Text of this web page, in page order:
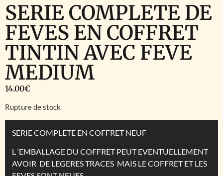
SERIE COMPLETE DE
FEVES EN COFFRET
TINTIN AVEC FEVE
MEDIUM
14.00€
Rupture de stock
SERIE COMPLETE EN COFFRET NEUF
L ‘EMBALLAGE DU COFFRET PEUT EVENTUELLEMENT
AVOIR DE LEGERES TRACES MAIS LE COFFRET ET LES